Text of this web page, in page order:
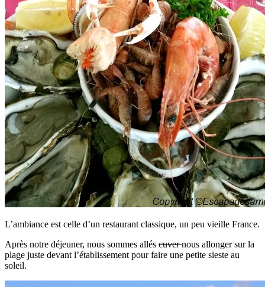
L’ambiance est celle d’un restaurant classique, un peu vieille France.
Après notre déjeuner, nous sommes allés cuvernous allonger sur la
plage juste devant l’établissement pour faire une petite sieste au
soleil.